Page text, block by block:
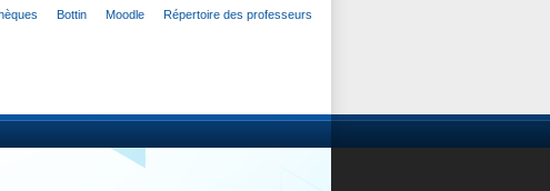
Bottin Moodle Répertoire des professeurs